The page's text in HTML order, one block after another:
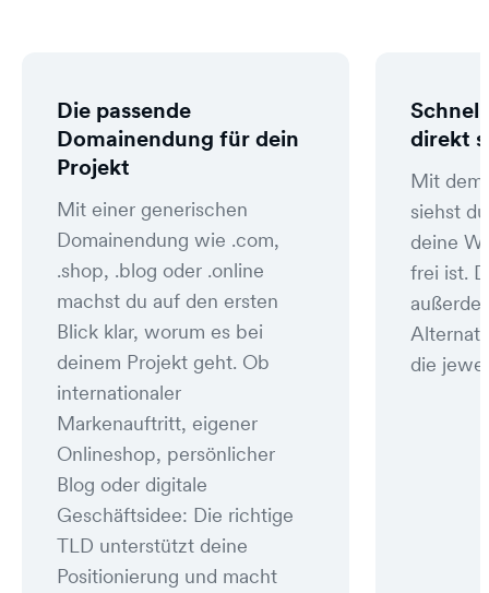
Die passende
Domainendung für dein
Projekt
Mit einer generischen
Domainendung wie .com,
.shop, .blog oder .online
machst du auf den ersten
Blick klar, worum es bei
deinem Projekt geht. Ob
internationaler
Markenauftritt, eigener
Onlineshop, persönlicher
Blog oder digitale
Geschäftsidee: Die richtige
TLD unterstützt deine
Positionierung und macht
direkt
Mit dem
siehst
deine
frei ist.
die